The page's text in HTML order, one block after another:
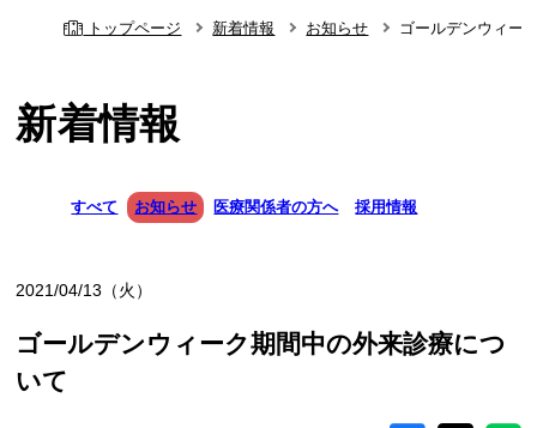
トップページ 新着情報 お知らせ ゴールデンウィー
新着情報
すべて お知らせ 医療関係者の方へ 採用情報
2021/04/13（火）
ゴールデンウィーク期間中の外来診療につ
いて